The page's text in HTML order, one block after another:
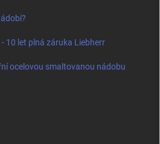
10 let plná záruka Liebherr
ocelovou smaltovanou nádobu